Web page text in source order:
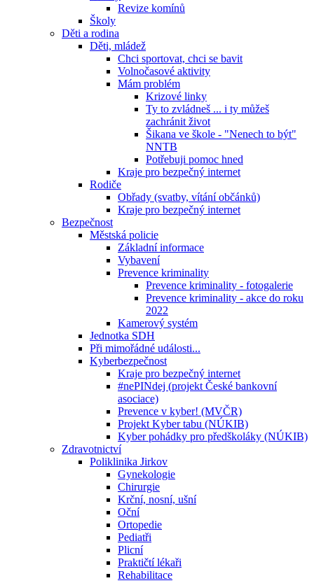
Revize komínů
Školy
Děti a rodina
Děti, mládež
Chci sportovat, chci se bavit
Volnočasové aktivity
Mám problém
Krizové linky
Ty to zvládneš ... i ty můžeš
zachránit život
Šikana ve škole - "Nenech to být"
NNTB
Potřebuji pomoc hned
Kraje pro bezpečný internet
Rodiče
Obřady (svatby, vítání občánků)
Kraje pro bezpečný internet
Bezpečnost
Městská policie
Základní informace
Vybavení
Prevence kriminality
Prevence kriminality - fotogalerie
Prevence kriminality - akce do roku
2022
Kamerový systém
Jednotka SDH
Při mimořádné události...
Kyberbezpečnost
Kraje pro bezpečný internet
#nePINdej (projekt České bankovní
asociace)
Prevence v kyber! (MVČR)
Projekt Kyber tabu (NÚKIB)
Kyber pohádky pro předškoláky (NÚKIB)
Zdravotnictví
Poliklinika Jirkov
Gynekologie
Chirurgie
Krční, nosní, ušní
Oční
Ortopedie
Pediatři
Plicní
Praktičtí lékaři
Rehabilitace